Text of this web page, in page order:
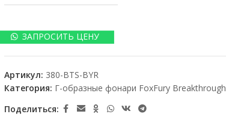
ЗАПРОСИТЬ ЦЕНУ
Артикул: 380-BTS-BYR
Категория: Г-образные фонари FoxFury Breakthrough
Поделиться: